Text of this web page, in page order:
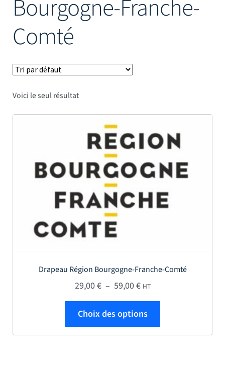
Mâts
Bourgogne-Franche-
Comté
Voici le seul résultat
Drapeau Région Bourgogne-Franche-Comté
29,00€ – 59,00€Plage de prix : 29,00 €
HT
Choix des options